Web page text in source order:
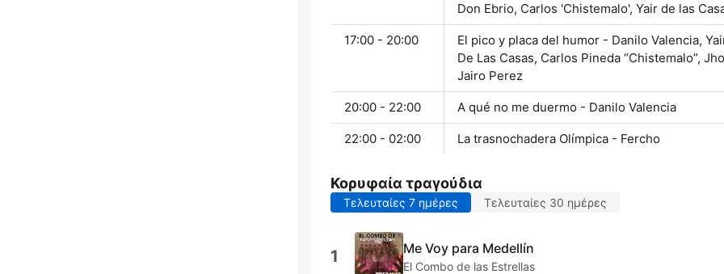
Don Ebrio, Carlos 'Chistemalo', Yair de las
17:00 - 20:00
El pico y placa del humor - Danilo Valencia,
De Las Casas, Carlos Pineda “Chistemalo”,
Jairo Perez
20:00 - 22:00 A qué no me duermo - Danilo Valencia
22:00 - 02:00 La trasnochadera Olímpica - Fercho
Κορυφαία τραγούδια
Τελευταίες 7 ημέρες Τελευταίες 30 ημέρες
1 Me Voy para Medellín
El Combo de las Estrellas